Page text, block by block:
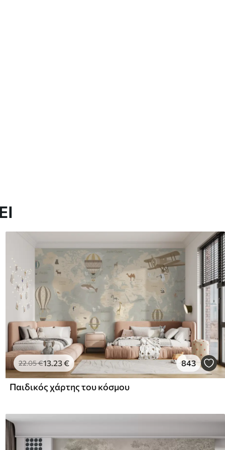
22.05€13.23€ 843
Παιδικός χάρτης του κόσμου